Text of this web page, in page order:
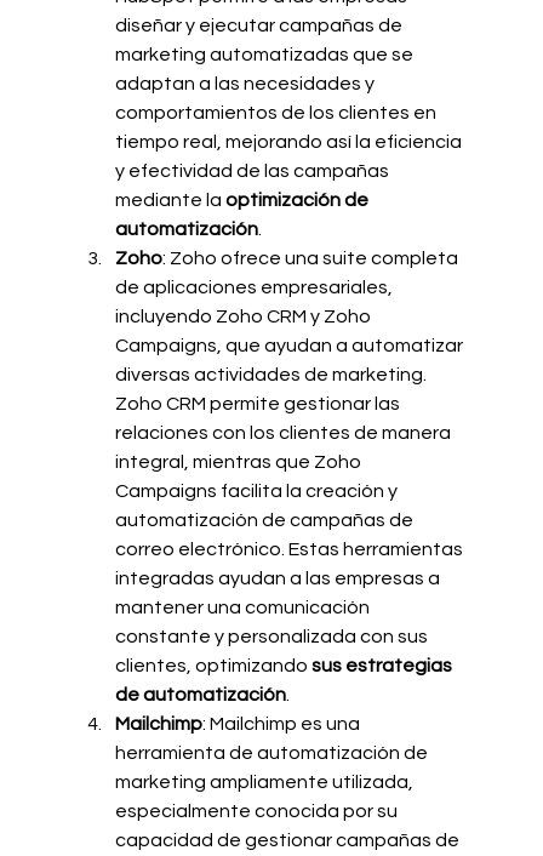
diseñar y ejecutar campañas de
marketing automatizadas que se
adaptan a las necesidades y
comportamientos de los clientes en
tiempo real, mejorando así la eficiencia
y efectividad de las campañas
mediante la optimización de
automatización.
Zoho: Zoho ofrece una suite completa
de aplicaciones empresariales,
incluyendo Zoho CRM y Zoho
Campaigns, que ayudan a automatizar
diversas actividades de marketing.
Zoho CRM permite gestionar las
relaciones con los clientes de manera
integral, mientras que Zoho
Campaigns facilita la creación y
automatización de campañas de
correo electrónico. Estas herramientas
integradas ayudan a las empresas a
mantener una comunicación
constante y personalizada con sus
clientes, optimizando sus estrategias
de automatización.
Mailchimp: Mailchimp es una
herramienta de automatización de
marketing ampliamente utilizada,
especialmente conocida por su
capacidad de gestionar campañas de